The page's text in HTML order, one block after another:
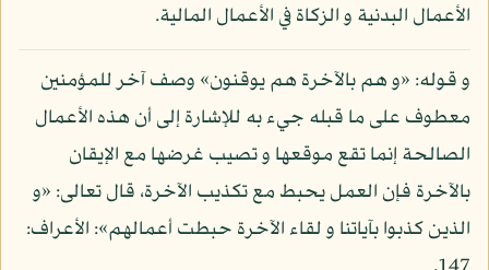
الأعمال البدنية و الزكاة في الأعمال المالية.
و قوله: «و هم بالآخرة هم يوقنون» وصف آخر للمؤمنين
معطوف على ما قبله جيء به للإشارة إلى أن هذه الأعمال
الصالحة إنما تقع موقعها و تصيب غرضها مع الإيقان
بالآخرة فإن العمل يحبط مع تكذيب الآخرة، قال تعالى: «و
الذين كذبوا بآياتنا و لقاء الآخرة حبطت أعمالهم»: الأعراف: